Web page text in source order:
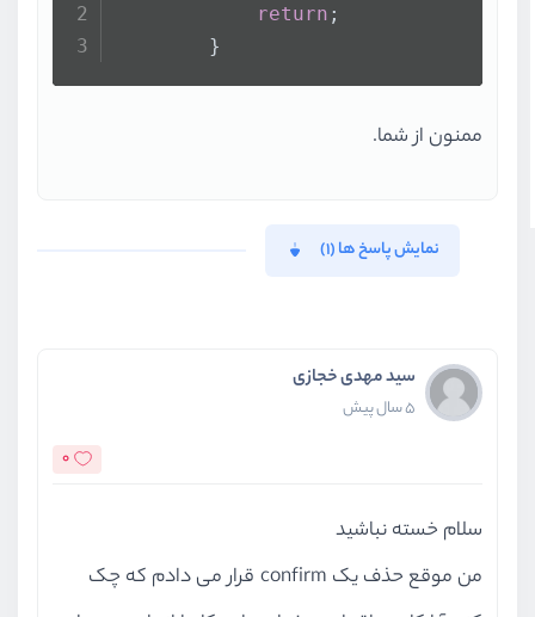
return ;
        }
ممنون از شما.
نمایش پاسخ ها (1)
سید مهدی خجازی
5 سال پیش
0
سلام خسته نباشید
من موقع حذف یک confirm قرار می دادم که چک